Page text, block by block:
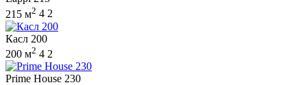
215 м2 4 2
Касл 200
200 м2 4 2
Prime House 230